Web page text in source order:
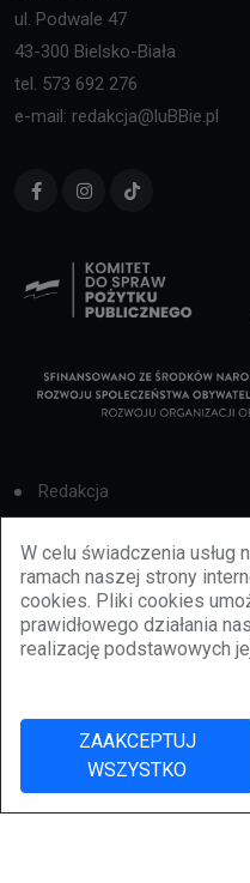
W celu świadczenia usług
ramach naszej strony
cookies. Pliki cookies
prawidłowego działania
realizację podstawowych
ZAAKCEPTUJ
WSZYSTKO
ul. Podwale 47
43-300 Bielsko-Biała
tel. 573 692 276
e-mail: redakcja@luBBie.pl
Redakcja
Cookies
Reklama
BBiletomania